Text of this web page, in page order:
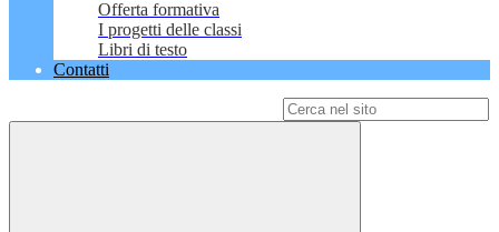
Offerta formativa
I progetti delle classi
Libri di testo
Contatti